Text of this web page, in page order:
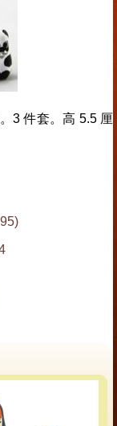
3 件套。高 5.5 厘